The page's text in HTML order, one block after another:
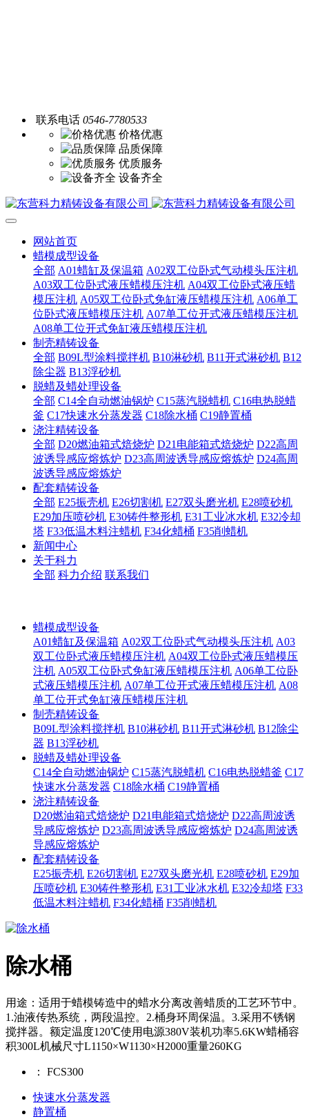
联系电话 0546-7780533
价格优惠
品质保障
优质服务
设备齐全
网站首页
蜡模成型设备
全部 A01蜡缸及保温箱 A02双工位卧式气动模头压注机
A03双工位卧式液压蜡模压注机 A04双工位卧式液压蜡
模压注机 A05双工位卧式免缸液压蜡模压注机 A06单工
位卧式液压蜡模压注机 A07单工位开式液压蜡模压注机
A08单工位开式免缸液压蜡模压注机
制壳精铸设备
全部 B09L型涂料搅拌机 B10淋砂机 B11开式淋砂机 B12
除尘器 B13浮砂机
脱蜡及蜡处理设备
全部 C14全自动燃油锅炉 C15蒸汽脱蜡机 C16电热脱蜡
釜 C17快速水分蒸发器 C18除水桶 C19静置桶
浇注精铸设备
全部 D20燃油箱式焙烧炉 D21电能箱式焙烧炉 D22高周
波诱导感应熔炼炉 D23高周波诱导感应熔炼炉 D24高周
波诱导感应熔炼炉
配套精铸设备
全部 E25振壳机 E26切割机 E27双头磨光机 E28喷砂机
E29加压喷砂机 E30铸件整形机 E31工业冰水机 E32冷却
塔 F33低温木料注蜡机 F34化蜡桶 F35削蜡机
新闻中心
关于科力
全部 科力介绍 联系我们
蜡模成型设备
A01蜡缸及保温箱 A02双工位卧式气动模头压注机 A03
双工位卧式液压蜡模压注机 A04双工位卧式液压蜡模压
注机 A05双工位卧式免缸液压蜡模压注机 A06单工位卧
式液压蜡模压注机 A07单工位开式液压蜡模压注机 A08
单工位开式免缸液压蜡模压注机
制壳精铸设备
B09L型涂料搅拌机 B10淋砂机 B11开式淋砂机 B12除尘
器 B13浮砂机
脱蜡及蜡处理设备
C14全自动燃油锅炉 C15蒸汽脱蜡机 C16电热脱蜡釜 C17
快速水分蒸发器 C18除水桶 C19静置桶
浇注精铸设备
D20燃油箱式焙烧炉 D21电能箱式焙烧炉 D22高周波诱
导感应熔炼炉 D23高周波诱导感应熔炼炉 D24高周波诱
导感应熔炼炉
配套精铸设备
E25振壳机 E26切割机 E27双头磨光机 E28喷砂机 E29加
压喷砂机 E30铸件整形机 E31工业冰水机 E32冷却塔 F33
低温木料注蜡机 F34化蜡桶 F35削蜡机
除水桶
用途：适用于蜡模铸造中的蜡水分离改善蜡质的工艺环节中。
1.油液传热系统，两段温控。2.桶身环周保温。3.采用不锈钢
搅拌器。额定温度120℃使用电源380V装机功率5.6KW蜡桶容
积300L机械尺寸L1150×W1130×H2000重量260KG
： FCS300
快速水分蒸发器
静置桶